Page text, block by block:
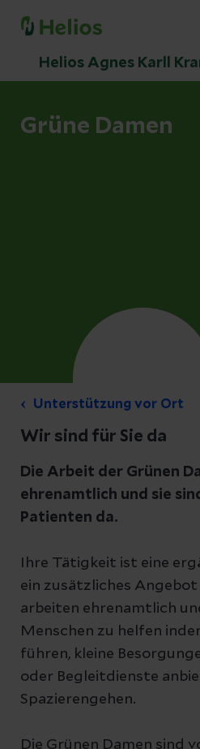
Helios Agnes Karll
Grüne Damen
Unterstützung vor Ort
Wir sind für Sie da
Die Arbeit der Grünen
ehrenamtlich und sie
Patienten da.
Ihre Tätigkeit ist eine
ein zusätzliches
arbeiten ehrenamtlich
Menschen zu helfen
führen, kleine
oder Begleitdienste
Spazierengehen.
Die Grünen Damen sind